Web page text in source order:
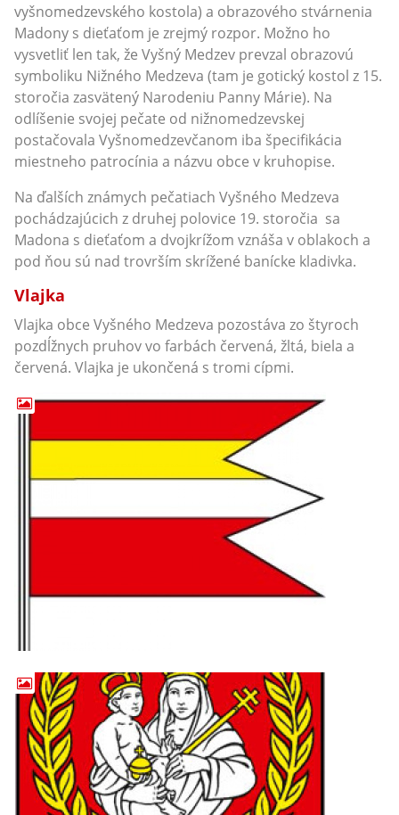
vyšnomedzevského kostola) a obrazového stvárnenia
Madony s dieťaťom je zrejmý rozpor. Možno ho
vysvetliť len tak, že Vyšný Medzev prevzal obrazovú
symboliku Nižného Medzeva (tam je gotický kostol z 15.
storočia zasvätený Narodeniu Panny Márie). Na
odlíšenie svojej pečate od nižnomedzevskej
postačovala Vyšnomedzevčanom iba špecifikácia
miestneho patrocínia a názvu obce v kruhopise.
Na ďalších známych pečatiach Vyšného Medzeva
pochádzajúcich z druhej polovice 19. storočia sa
Madona s dieťaťom a dvojkrížom vznáša v oblakoch a
pod ňou sú nad trovrším skrížené banícke kladivka.
Vlajka
Vlajka obce Vyšného Medzeva pozostáva zo štyroch
pozdĺžnych pruhov vo farbách červená, žltá, biela a
červená. Vlajka je ukončená s tromi cípmi.